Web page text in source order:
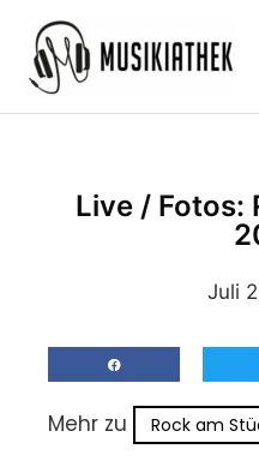
Inhalt
springen
Live / Fotos:
Juli
Mehr zu Rock am